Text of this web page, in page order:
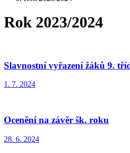
Rok 2023/2024
Slavnostní vyřazení žáků 9.
1. 7. 2024
Ocenění na závěr šk. roku
28. 6. 2024